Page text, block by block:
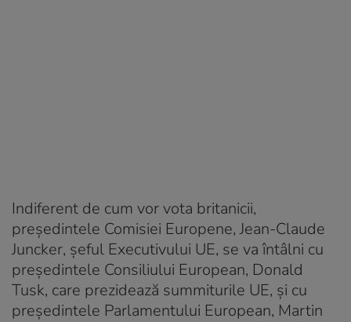
Indiferent de cum vor vota britanicii,
preşedintele Comisiei Europene, Jean-Claude
Juncker, şeful Executivului UE, se va întâlni cu
preşedintele Consiliului European, Donald
Tusk, care prezidează summiturile UE, şi cu
preşedintele Parlamentului European, Martin